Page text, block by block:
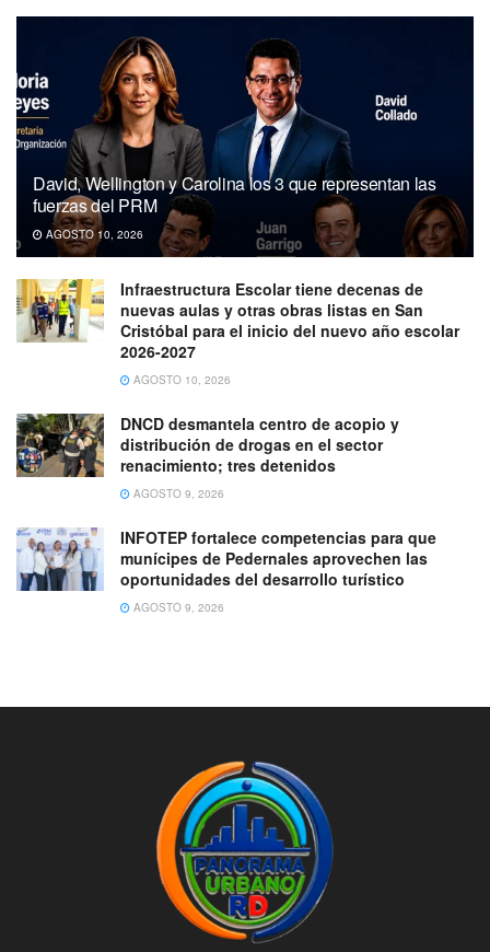
David, Wellington y Carolina los 3 que representan las
fuerzas del PRM
AGOSTO 10, 2026
Infraestructura Escolar tiene decenas de
nuevas aulas y otras obras listas en San
Cristóbal para el inicio del nuevo año escolar
2026-2027
AGOSTO 10, 2026
DNCD desmantela centro de acopio y
distribución de drogas en el sector
renacimiento; tres detenidos
AGOSTO 9, 2026
INFOTEP fortalece competencias para que
munícipes de Pedernales aprovechen las
oportunidades del desarrollo turístico
AGOSTO 9, 2026